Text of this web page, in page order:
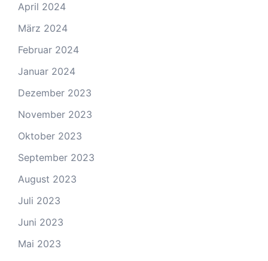
April 2024
März 2024
Februar 2024
Januar 2024
Dezember 2023
November 2023
Oktober 2023
September 2023
August 2023
Juli 2023
Juni 2023
Mai 2023